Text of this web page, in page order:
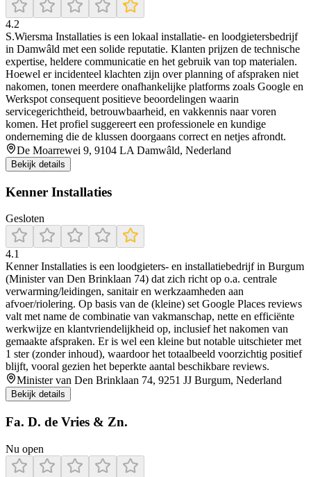
4.2
S.Wiersma Installaties is een lokaal installatie- en loodgietersbedrijf
in Damwâld met een solide reputatie. Klanten prijzen de technische
expertise, heldere communicatie en het gebruik van top materialen.
Hoewel er incidenteel klachten zijn over planning of afspraken niet
nakomen, tonen meerdere onafhankelijke platforms zoals Google en
Werkspot consequent positieve beoordelingen waarin
servicegerichtheid, betrouwbaarheid, en vakkennis naar voren
komen. Het profiel suggereert een professionele en kundige
onderneming die de klussen doorgaans correct en netjes afrondt.
De Moarrewei 9, 9104 LA Damwâld, Nederland
Bekijk details
Kenner Installaties
Gesloten
4.1
Kenner Installaties is een loodgieters- en installatiebedrijf in Burgum
(Minister van Den Brinklaan 74) dat zich richt op o.a. centrale
verwarming/leidingen, sanitair en werkzaamheden aan
afvoer/riolering. Op basis van de (kleine) set Google Places reviews
valt met name de combinatie van vakmanschap, nette en efficiënte
werkwijze en klantvriendelijkheid op, inclusief het nakomen van
gemaakte afspraken. Er is wel een kleine but notable uitschieter met
1 ster (zonder inhoud), waardoor het totaalbeeld voorzichtig positief
blijft, vooral gezien het beperkte aantal beschikbare reviews.
Minister van Den Brinklaan 74, 9251 JJ Burgum, Nederland
Bekijk details
Fa. D. de Vries & Zn.
Nu open